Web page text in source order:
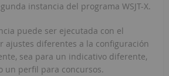
instancia del programa WSJT-X.
puede ser ejecutada con el
ajustes diferentes a la configuración
sea para un indicativo diferente,
un perfil para concursos.